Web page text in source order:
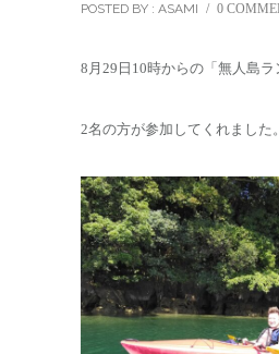
POSTED BY : ASAMI / 0
8月29日10時からの「無人島ラ
2名の方が参加してくれました。